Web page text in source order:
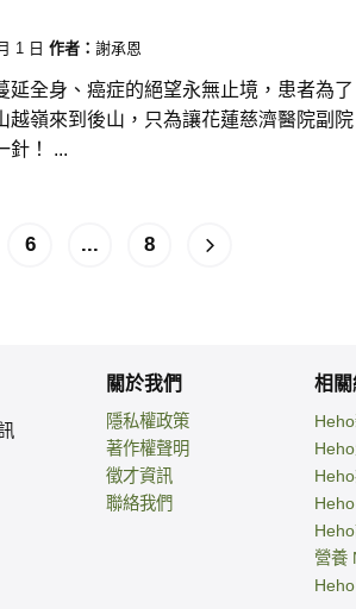
1 日 作者： 謝承恩
延全身、癌症的絕望永無止境，患者為了
越嶺來到後山，只為讓花蓮慈濟醫院副院
針！ ...
6 ... 8
關於我們
隱私權政策
著作權聲明
徵才資訊
聯絡我們
相
營養